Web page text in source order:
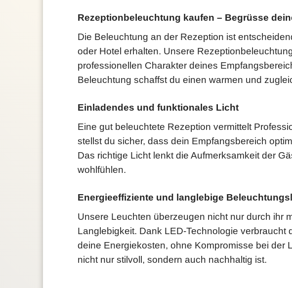
Rezeptionbeleuchtung kaufen – Begrüsse
Die Beleuchtung an der Rezeption ist
oder Hotel erhalten. Unsere
professionellen Charakter deines
Beleuchtung schaffst du einen warmen und
Einladendes und funktionales Licht
Eine gut beleuchtete Rezeption vermittelt
stellst du sicher, dass dein Empfangsbereich
Das richtige Licht lenkt die Aufmerksamkeit der
wohlfühlen.
Energieeffiziente und langlebige
Unsere Leuchten überzeugen nicht nur durch ihr
Langlebigkeit. Dank LED-Technologie
deine Energiekosten, ohne Kompromisse bei der
nicht nur stilvoll, sondern auch nachhaltig ist.